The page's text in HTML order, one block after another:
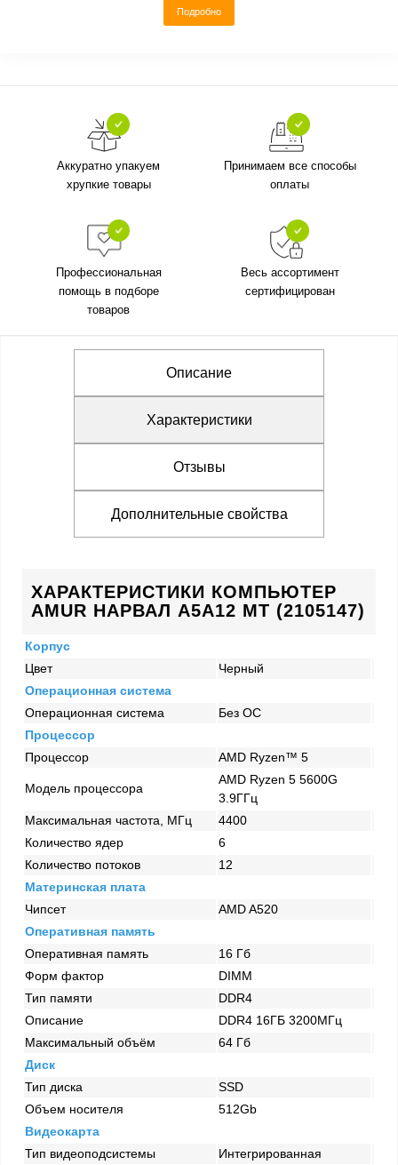
Подробно
Аккуратно упакуем
хрупкие товары
Принимаем все способы
оплаты
Профессиональная
помощь в подборе
товаров
Весь ассортимент
сертифицирован
Описание
Характеристики
Отзывы
Дополнительные свойства
ХАРАКТЕРИСТИКИ КОМПЬЮТЕР
AMUR НАРВАЛ A5А12 MT (2105147)
Корпус
Цвет
Черный
Операционная система
Операционная система
Без ОС
Процессор
Процессор
AMD Ryzen™ 5
Модель процессора
AMD Ryzen 5 5600G
3.9ГГц
Максимальная частота, МГц
4400
Количество ядер
6
Количество потоков
12
Материнская плата
Чипсет
AMD A520
Оперативная память
Оперативная память
16 Гб
Форм фактор
DIMM
Тип памяти
DDR4
Описание
DDR4 16ГБ 3200МГц
Максимальный объём
64 Гб
Диск
Тип диска
SSD
Объем носителя
512Gb
Видеокарта
Тип видеоподсистемы
Интегрированная